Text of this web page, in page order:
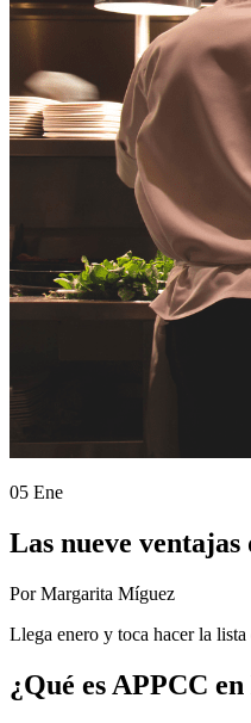
05 Ene
Las nueve
Por Margarita Míguez
Llega enero y toca hacer la
¿Qué es APPCC